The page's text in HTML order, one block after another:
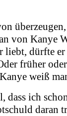
überzeugen,
von Kanye
liebt, dürfte
früher
weiß
dass ich
daran